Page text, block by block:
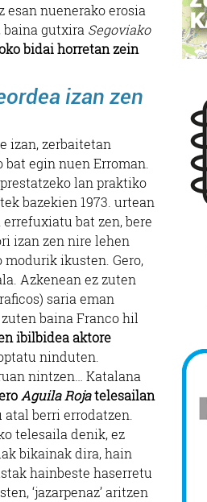
esan nuenerako erosia
baina gutxira Segoviako
izan zen
bidai horretan zein
izan, zerbaitetan
egin nuen Erroman.
lan praktiko
bazekien 1973. urtean
bat zen, bere
izan zen nire lehen
modurik ikusten. Gero,
Azkenean ez zuten
saria eman
baina Franco hil
ibilbidea aktore
ninduten.
nintzen… Katalana
Aguila Rojatelesailan
berri errodatzen.
telesaila denik, ez
bikainak dira, hain
hainbeste haserretu
‘jazarpenaz’ aritzen